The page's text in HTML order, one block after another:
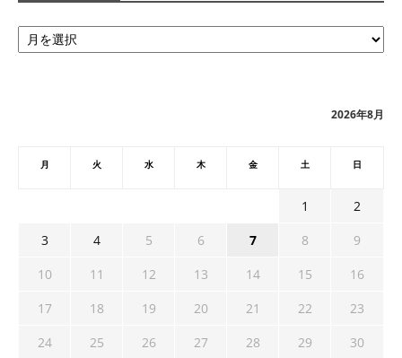
ア
ー
2026年8月
月 火 水 木 金 土 日
1
2
3
4 5 6 7 8
9
10
11 12 13 14 15
16
17
18 19 20 21 22
23
24
25 26 27 28 29 30